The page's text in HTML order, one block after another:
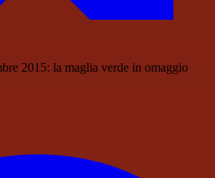
2015: la maglia verde in omaggio